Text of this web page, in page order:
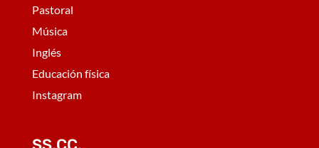
Pastoral
Música
Inglés
Educación física
Instagram